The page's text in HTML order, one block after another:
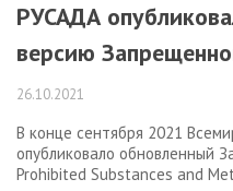
Соревнования
О нас
Библиотека СБЮ
Соревнования
Антидопинг
Фото
Видео
РУСАДА
версию
26.10.2021
В конце сентября 2021
опубликовало обновленный
Prohibited Substances and